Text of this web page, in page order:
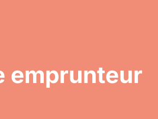
emprunteur